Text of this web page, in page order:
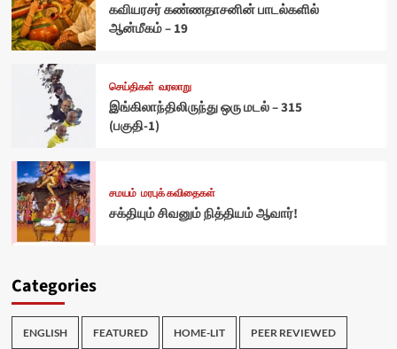
கவியரசர் கண்ணதாசனின் பாடல்களில்
ஆன்மீகம் – 19
செய்திகள் வரலாறு
இங்கிலாந்திலிருந்து ஒரு மடல் – 315
(பகுதி-1)
சமயம் மரபுக் கவிதைகள்
சக்தியும் சிவனும் நித்தியம் ஆவார்!
Categories
ENGLISH FEATURED HOME-LIT PEER REVIEWED